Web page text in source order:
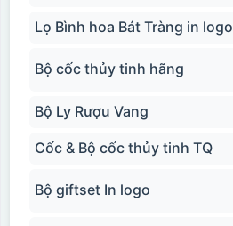
Lọ Bình hoa Bát Tràng in logo
Bộ cốc thủy tinh hãng
Bộ Ly Rượu Vang
Cốc & Bộ cốc thủy tinh TQ
Bộ giftset In logo